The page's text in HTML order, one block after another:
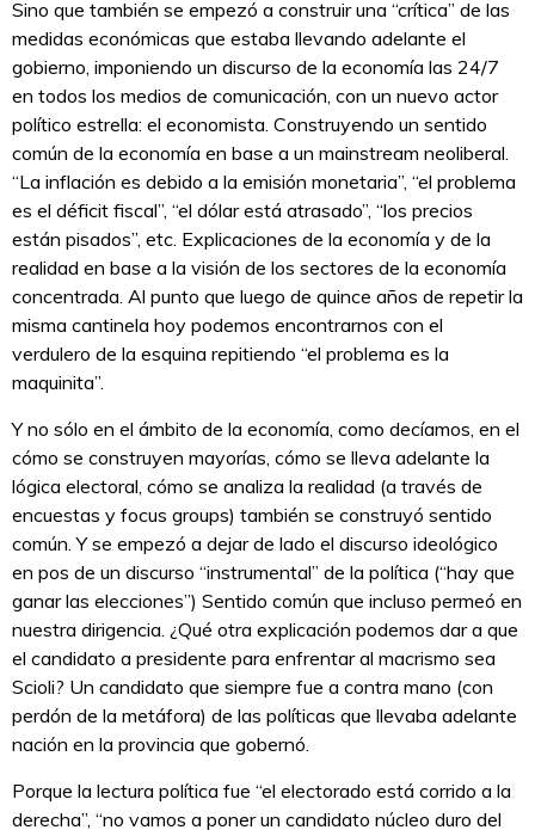
Sino que también se empezó a construir una “crítica” de las
medidas económicas que estaba llevando adelante el
gobierno, imponiendo un discurso de la economía las 24/7
en todos los medios de comunicación, con un nuevo actor
político estrella: el economista. Construyendo un sentido
común de la economía en base a un mainstream neoliberal.
“La inflación es debido a la emisión monetaria”, “el problema
es el déficit fiscal”, “el dólar está atrasado”, “los precios
están pisados”, etc. Explicaciones de la economía y de la
realidad en base a la visión de los sectores de la economía
concentrada. Al punto que luego de quince años de repetir la
misma cantinela hoy podemos encontrarnos con el
verdulero de la esquina repitiendo “el problema es la
maquinita”.
Y no sólo en el ámbito de la economía, como decíamos, en el
cómo se construyen mayorías, cómo se lleva adelante la
lógica electoral, cómo se analiza la realidad (a través de
encuestas y focus groups) también se construyó sentido
común. Y se empezó a dejar de lado el discurso ideológico
en pos de un discurso “instrumental” de la política (“hay que
ganar las elecciones”) Sentido común que incluso permeó en
nuestra dirigencia. ¿Qué otra explicación podemos dar a que
el candidato a presidente para enfrentar al macrismo sea
Scioli? Un candidato que siempre fue a contra mano (con
perdón de la metáfora) de las políticas que llevaba adelante
nación en la provincia que gobernó.
Porque la lectura política fue “el electorado está corrido a la
derecha”, “no vamos a poner un candidato núcleo duro del